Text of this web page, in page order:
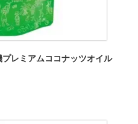
プレミアムココナッツオイル